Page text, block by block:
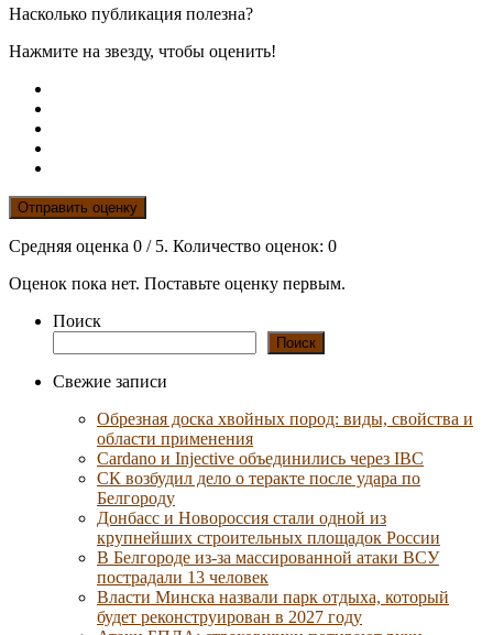
Насколько публикация полезна?
Нажмите на звезду, чтобы оценить!
Отправить оценку
Средняя оценка 0 / 5. Количество оценок: 0
Оценок пока нет. Поставьте оценку первым.
Поиск
Поиск
Свежие записи
Обрезная доска хвойных пород: виды, свойства и
области применения
Cardano и Injective объединились через IBC
СК возбудил дело о теракте после удара по
Белгороду
Донбасс и Новороссия стали одной из
крупнейших строительных площадок России
В Белгороде из-за массированной атаки ВСУ
пострадали 13 человек
Власти Минска назвали парк отдыха, который
будет реконструирован в 2027 году